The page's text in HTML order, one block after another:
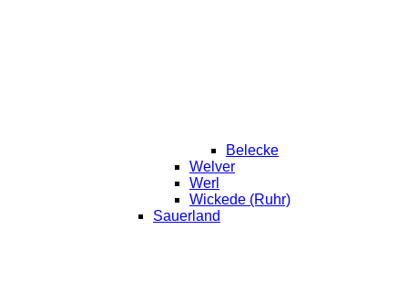
Belecke
Welver
Werl
Wickede (Ruhr)
Sauerland